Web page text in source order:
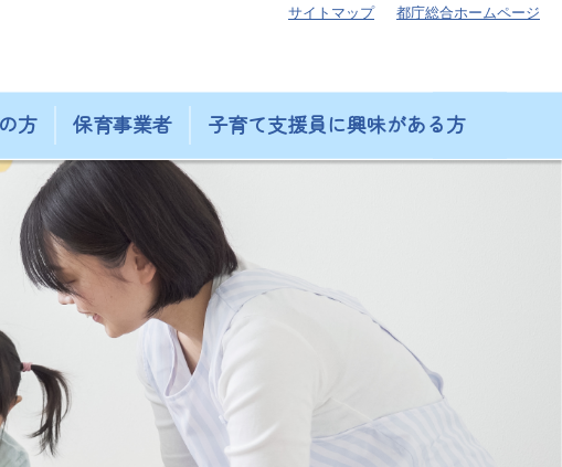
サイトマップ 都庁総合ホームページ
方 保育事業者 子育て支援員に興味がある方